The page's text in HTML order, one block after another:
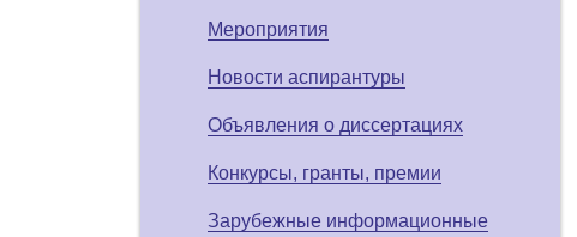
Мероприятия
Новости аспирантуры
Объявления о диссертациях
Конкурсы, гранты, премии
Зарубежные информационные